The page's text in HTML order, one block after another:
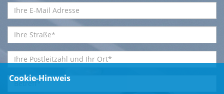
Cookie-Hinweis